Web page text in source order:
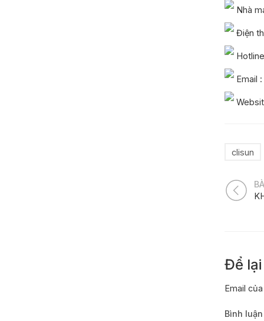
Nhà
Điện
Email
clisun
Để
Email
Bình